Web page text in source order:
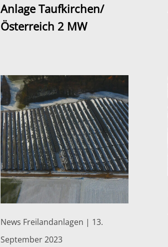
Anlage Taufkirchen/
Österreich 2 MW
News Freilandanlagen | 13.
September 2023